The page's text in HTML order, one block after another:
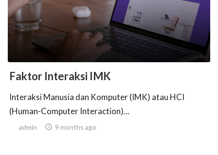
Faktor Interaksi IMK
Interaksi Manusia dan Komputer (IMK) atau HCI
(Human-Computer Interaction)...
admin  9 months ago